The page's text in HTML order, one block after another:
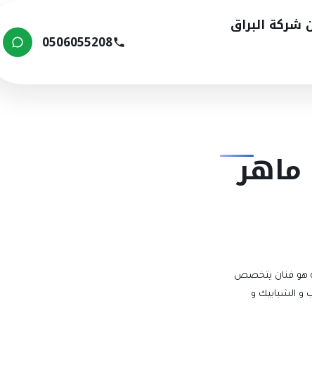
شركة البراق
0506055208
هو فنان يتخصص
و الشبابيك و